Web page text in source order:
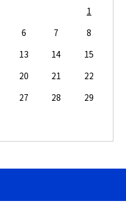
1
6 7
8
13 14
15
20 21
22
27 28
29